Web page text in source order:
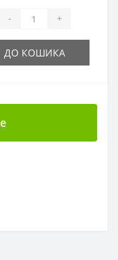
- +
ДО КОШИКА